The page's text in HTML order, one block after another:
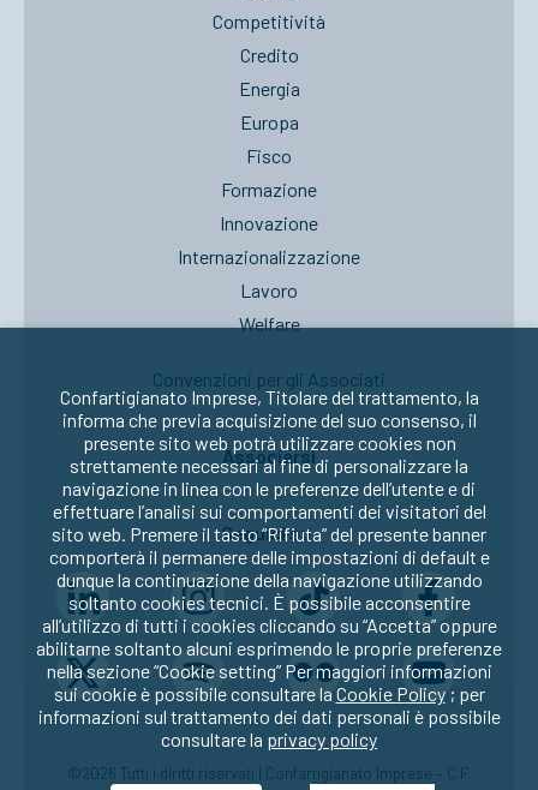
Competitività
Credito
Energia
Europa
Fisco
Formazione
Innovazione
Internazionalizzazione
Lavoro
Welfare
Convenzioni per gli Associati
Associarsi
Seguici su:
©2026 Tutti i diritti riservati | Confartigianato Imprese – C.F.
Confartigianato Imprese, Titolare del trattamento, la
informa che previa acquisizione del suo consenso, il
presente sito web potrà utilizzare cookies non
strettamente necessari al fine di personalizzare la
navigazione in linea con le preferenze dell’utente e di
effettuare l’analisi sui comportamenti dei visitatori del
sito web. Premere il tasto “Rifiuta” del presente banner
comporterà il permanere delle impostazioni di default e
dunque la continuazione della navigazione utilizzando
soltanto cookies tecnici. È possibile acconsentire
all’utilizzo di tutti i cookies cliccando su “Accetta” oppure
abilitarne soltanto alcuni esprimendo le proprie preferenze
nella sezione “Cookie setting” Per maggiori informazioni
sui cookie è possibile consultare la Cookie Policy; per
informazioni sul trattamento dei dati personali è possibile
consultare la privacy policy